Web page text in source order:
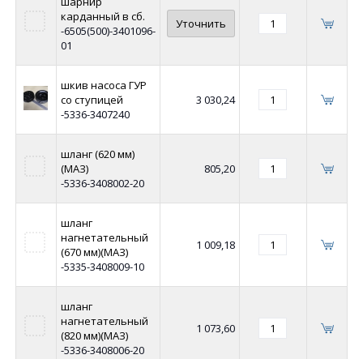
карданный в сб.
-6505(500)-3401096-
01
Уточнить
шкив насоса ГУР
со ступицей
-5336-3407240
3 030,24
шланг (620 мм)
(МАЗ)
-5336-3408002-20
805,20
шланг
нагнетательный
(670 мм)(МАЗ)
-5335-3408009-10
1 009,18
шланг
нагнетательный
(820 мм)(МАЗ)
-5336-3408006-20
1 073,60